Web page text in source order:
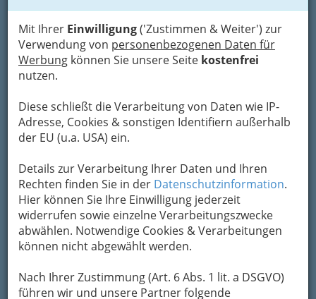
Mit Ihrer Einwilligung('Zustimmen & Weiter') zur
Verwendung von personenbezogenen Daten für
Werbung können Sie unsere Seite kostenfrei
nutzen.
Diese schließt die Verarbeitung von Daten wie IP-
Adresse, Cookies & sonstigen Identifiern außerhalb
der EU (u.a. USA) ein.
Details zur Verarbeitung Ihrer Daten und Ihren
Rechten finden Sie in der Datenschutzinformation.
Hier können Sie Ihre Einwilligung jederzeit
widerrufen sowie einzelne Verarbeitungszwecke
abwählen. Notwendige Cookies & Verarbeitungen
können nicht abgewählt werden.
Nach Ihrer Zustimmung (Art. 6 Abs. 1 lit. a DSGVO)
führen wir und unsere Partner folgende
Karte
Adresse mit Google Maps anschauen